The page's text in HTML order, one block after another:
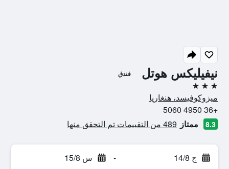
نيفيليكس هوتل فندق
3 نجوم
ميزوكوفيسد، هنغاريا
+36 4950 5060
8.3 ممتاز 489 من التقييمات تم التحقق منها
ج 14/8 - س 15/8